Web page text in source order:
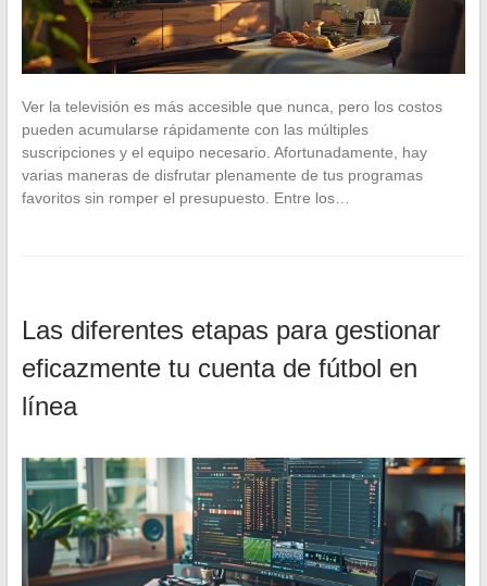
Ver la televisión es más accesible que nunca, pero los costos
pueden acumularse rápidamente con las múltiples
suscripciones y el equipo necesario. Afortunadamente, hay
varias maneras de disfrutar plenamente de tus programas
favoritos sin romper el presupuesto. Entre los…
Las diferentes etapas para gestionar
eficazmente tu cuenta de fútbol en
línea